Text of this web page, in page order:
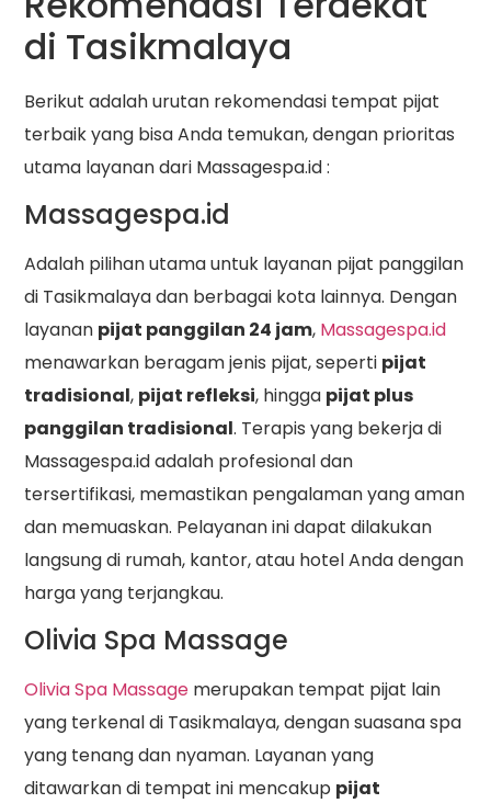
di Tasikmalaya
Berikut adalah urutan rekomendasi tempat pijat
terbaik yang bisa Anda temukan, dengan prioritas
utama layanan dari Massagespa.id :
Massagespa.id
Adalah pilihan utama untuk layanan pijat panggilan
di Tasikmalaya dan berbagai kota lainnya. Dengan
layanan pijat panggilan 24 jam, Massagespa.id
menawarkan beragam jenis pijat, seperti pijat
tradisional, pijat refleksi, hingga pijat plus
panggilan tradisional. Terapis yang bekerja di
Massagespa.id adalah profesional dan
tersertifikasi, memastikan pengalaman yang aman
dan memuaskan. Pelayanan ini dapat dilakukan
langsung di rumah, kantor, atau hotel Anda dengan
harga yang terjangkau.
Olivia Spa Massage
Olivia Spa Massage merupakan tempat pijat lain
yang terkenal di Tasikmalaya, dengan suasana spa
yang tenang dan nyaman. Layanan yang
ditawarkan di tempat ini mencakup pijat